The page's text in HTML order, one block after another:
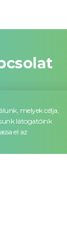
melyek célja,
látogatóink
el az